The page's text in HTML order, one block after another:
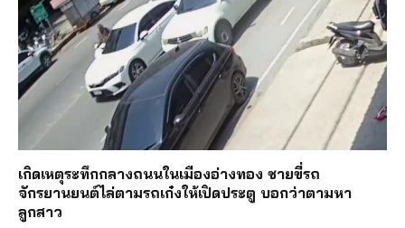
เกิดเหตุระทึกกลางถนนในเมืองอ่างทอง ชายขี่รถ
จักรยานยนต์ไล่ตามรถเก๋งให้เปิดประตู บอกว่าตามหา
ลูกสาว